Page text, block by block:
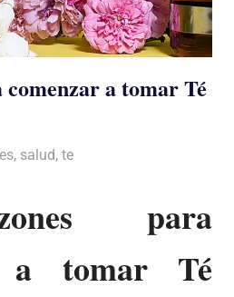
comenzar a tomar Té
, salud,te
para
a tomar Té